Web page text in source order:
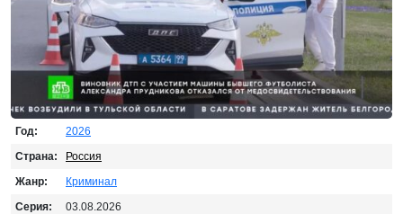
Год:
2026
Страна:
Россия
Жанр:
Криминал
Серия:
03.08.2026